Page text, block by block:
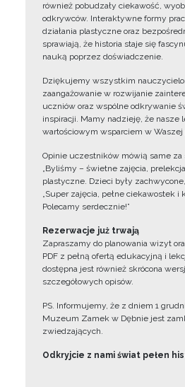
również pobudzały ciekawość,
odkrywców. Interaktywne formy
działania plastyczne oraz
sprawiają, że historia staje się
nauką poprzez doświadczenie.
Dziękujemy wszystkim
zaangażowanie w rozwijanie
uczniów oraz wspólne odkrywanie
inspiracji. Mamy nadzieję, że nasze
wartościowym wsparciem w
Opinie uczestników mówią same za
„Byliśmy – świetne zajęcia,
plastyczne. Dzieci były
„Super zajęcia, pełne ciekawostek i
Polecamy serdecznie!”
Rezerwacje już trwają
Zapraszamy do planowania wizyt
PDF z pełną ofertą edukacyjną i
dostępna jest również skrócona
szczegółowych opisów.
PS. Informujemy, że z dniem 1
Muzeum Zamek w Dębnie jest
zwiedzających.
Odkryjcie z nami świat pełen